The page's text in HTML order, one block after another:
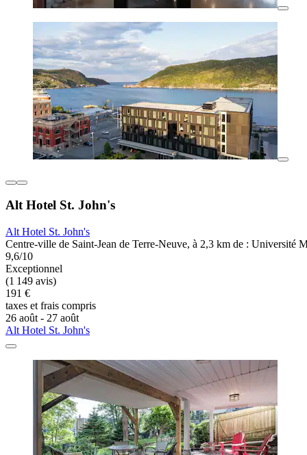
Alt Hotel St. John's
Alt Hotel St. John's
Centre-ville de Saint-Jean de Terre-Neuve, à 2,3 km de : Université
9,6/10
Exceptionnel
(1 149 avis)
191 €
taxes et frais compris
26 août - 27 août
Alt Hotel St. John's